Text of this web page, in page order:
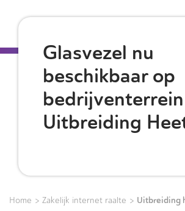
Glasvezel nu
beschikbaar op
bedrijventerrein
Uitbreiding
Home > Zakelijk internet raalte > Uitbreiding